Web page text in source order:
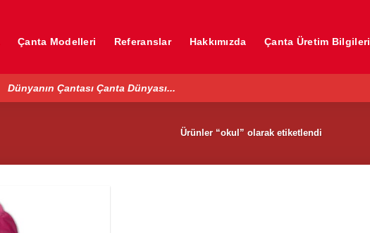
Çanta Modelleri Referanslar Hakkımızda Çanta Üretim Bilgileri
Dünyanın Çantası Çanta Dünyası...
Ürünler “okul” olarak etiketlendi